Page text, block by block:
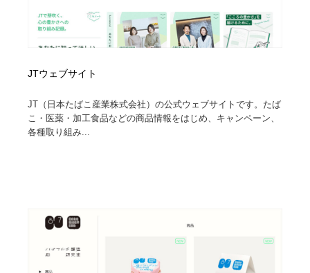
JTウェブサイト
JT（日本たばこ産業株式会社）の公式ウェブサイトです。たば
こ・医薬・加工食品などの商品情報をはじめ、キャンペーン、
各種取り組み...